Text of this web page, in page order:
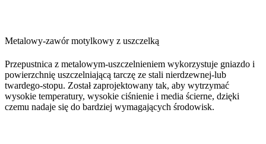
Metalowy-zawór motylkowy z uszczelką
Przepustnica z metalowym-uszczelnieniem wykorzystuje gniazdo i
powierzchnię uszczelniającą tarczę ze stali nierdzewnej-lub
twardego-stopu. Został zaprojektowany tak, aby wytrzymać
wysokie temperatury, wysokie ciśnienie i media ścierne, dzięki
czemu nadaje się do bardziej wymagających środowisk.